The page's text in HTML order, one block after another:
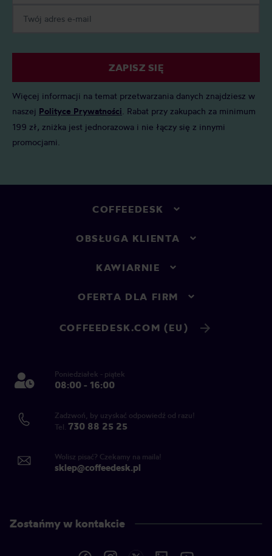
ZAPISZ SIĘ
Więcej informacji na temat przetwarzania danych znajdziesz w
naszej Polityce Prywatności . Rabat przy zakupach za minimum
199 zł, zniżka jest jednorazowa i nie łączy się z innymi
promocjami.
COFFEEDESK
OBSŁUGA KLIENTA
KAWIARNIE
OFERTA DLA FIRM
COFFEEDESK.COM (EU)
Poniedziałek - piątek
08:00 - 16:00
Zadzwoń, by uzyskać odpowiedź od razu!
Tel. 730 88 25 25
Wolisz pisać? Czekamy na maila!
sklep@coffeedesk.pl
Zostańmy w kontakcie